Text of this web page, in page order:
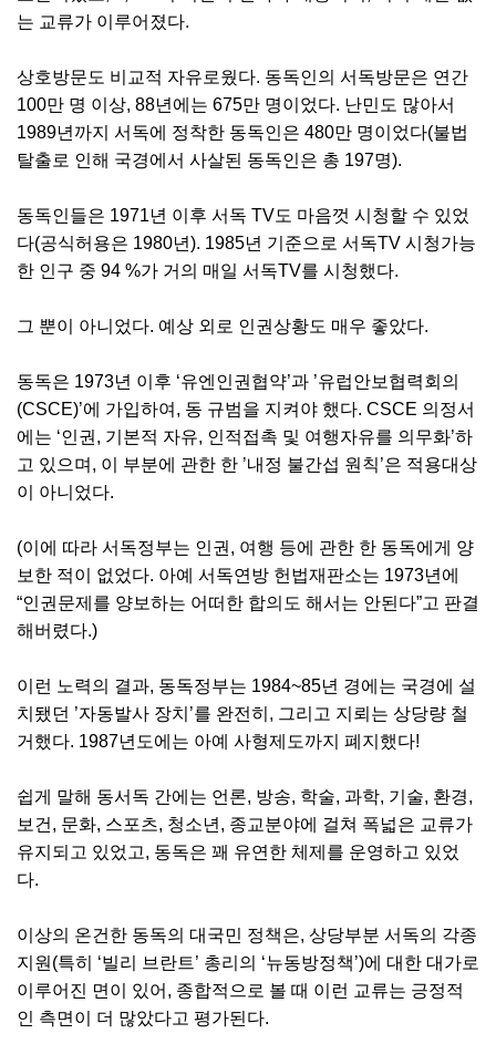
는 교류가 이루어졌다.
상호방문도 비교적 자유로웠다. 동독인의 서독방문은 연간
100만 명 이상, 88년에는 675만 명이었다. 난민도 많아서
1989년까지 서독에 정착한 동독인은 480만 명이었다(불법
탈출로 인해 국경에서 사살된 동독인은 총 197명).
동독인들은 1971년 이후 서독 TV도 마음껏 시청할 수 있었
다(공식허용은 1980년). 1985년 기준으로 서독TV 시청가능
한 인구 중 94 %가 거의 매일 서독TV를 시청했다.
그 뿐이 아니었다. 예상 외로 인권상황도 매우 좋았다.
동독은 1973년 이후 ‘유엔인권협약’과 ’유럽안보협력회의
(CSCE)’에 가입하여, 동 규범을 지켜야 했다. CSCE 의정서
에는 ‘인권, 기본적 자유, 인적접촉 및 여행자유를 의무화’하
고 있으며, 이 부분에 관한 한 ’내정 불간섭 원칙’은 적용대상
이 아니었다.
(이에 따라 서독정부는 인권, 여행 등에 관한 한 동독에게 양
보한 적이 없었다. 아예 서독연방 헌법재판소는 1973년에
“인권문제를 양보하는 어떠한 합의도 해서는 안된다”고 판결
해버렸다.)
이런 노력의 결과, 동독정부는 1984~85년 경에는 국경에 설
치됐던 ’자동발사 장치’를 완전히, 그리고 지뢰는 상당량 철
거했다. 1987년도에는 아예 사형제도까지 폐지했다!
쉽게 말해 동서독 간에는 언론, 방송, 학술, 과학, 기술, 환경,
보건, 문화, 스포츠, 청소년, 종교분야에 걸쳐 폭넓은 교류가
유지되고 있었고, 동독은 꽤 유연한 체제를 운영하고 있었
다.
이상의 온건한 동독의 대국민 정책은, 상당부분 서독의 각종
지원(특히 ‘빌리 브란트’ 총리의 ‘뉴동방정책’)에 대한 대가로
이루어진 면이 있어, 종합적으로 볼 때 이런 교류는 긍정적
인 측면이 더 많았다고 평가된다.